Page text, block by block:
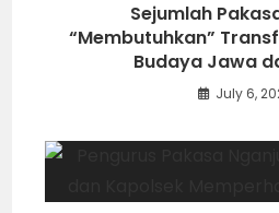
Sejumlah
“Membutuhkan”
Budaya Jawa
July 6,